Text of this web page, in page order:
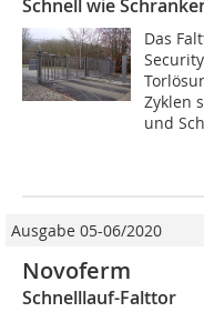
Schnell wie
Das
Zyklen
und
Ausgabe 05-06/2020
Novoferm
Schnelllauf-Falttor